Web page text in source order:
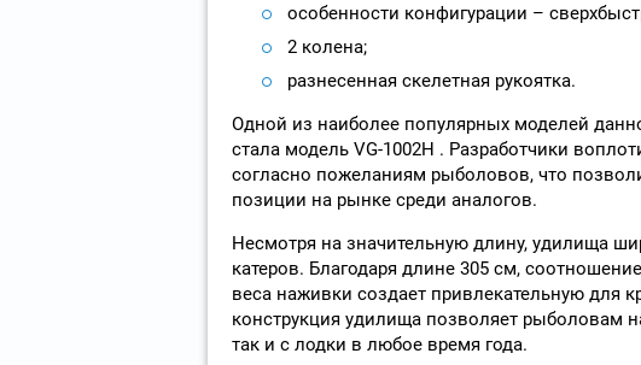
особенности конфигурации –
2 колена;
разнесенная скелетная рукоятка.
Одной из наиболее популярных моделей
стала модель VG-1002H . Разработчики
согласно пожеланиям рыболовов, что
позиции на рынке среди аналогов.
Несмотря на значительную длину, удилища
катеров. Благодаря длине 305 см,
веса наживки создает привлекательную для
конструкция удилища позволяет рыболовам
так и с лодки в любое время года.